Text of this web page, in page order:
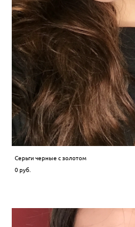
Серьги черные с золотом
0 pуб.